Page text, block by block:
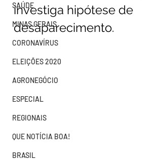
SAÚDE
MINAS GERAIS
CORONAVÍRUS
ELEIÇÕES 2020
AGRONEGÓCIO
ESPECIAL
REGIONAIS
QUE NOTÍCIA BOA!
BRASIL
investiga hipótese de
desaparecimento.